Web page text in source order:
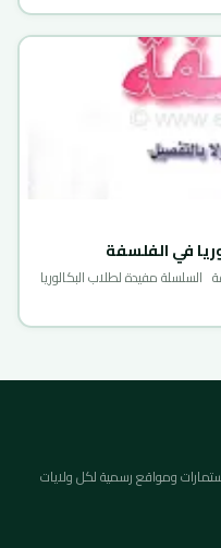
في الفلسفة
السلسلة مفيدة لطلاب البكالوريا
ومواقع رسمية لكل ولايات